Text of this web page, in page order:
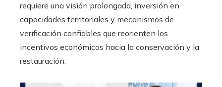
requiere una visión prolongada, inversión en
capacidades territoriales y mecanismos de
verificación confiables que reorienten los
incentivos económicos hacia la conservación y la
restauración.